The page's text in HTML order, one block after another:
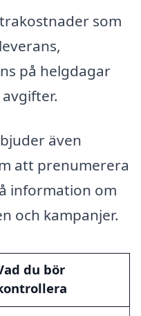
som
på helgdagar
även
att prenumerera
information om
och kampanjer.
du bör